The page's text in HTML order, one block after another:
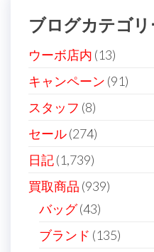
シ
ョ
ン
ブログカテゴリ
ウーボ店内 (13)
キャンペーン (91)
スタッフ (8)
セール(274)
日記(1,739)
買取商品 (939)
バッグ(43)
ブランド (135)